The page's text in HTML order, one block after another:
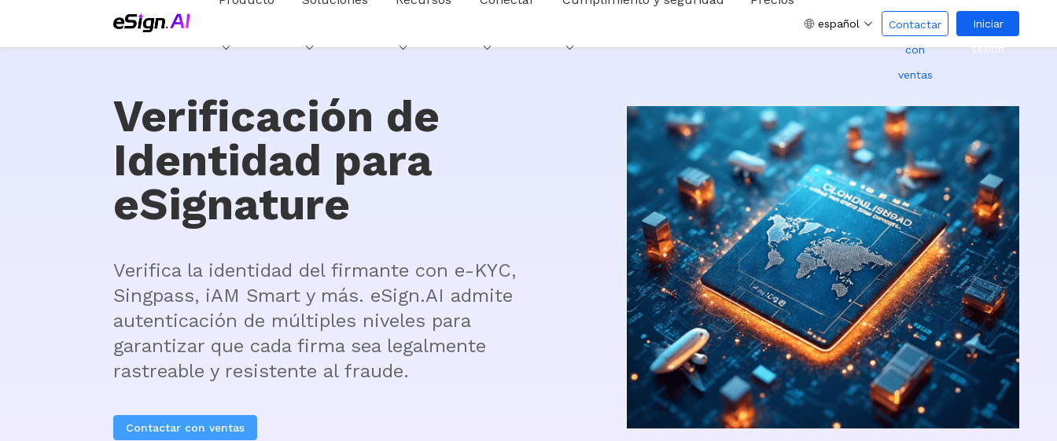
español
Contactar
con
ventas
Iniciar
sesión
Verificación de
Identidad para
eSignature
Verifica la identidad del firmante con e-KYC,
Singpass, iAM Smart y más. eSign.AI admite
autenticación de múltiples niveles para
garantizar que cada firma sea legalmente
rastreable y resistente al fraude.
Contactar con ventas